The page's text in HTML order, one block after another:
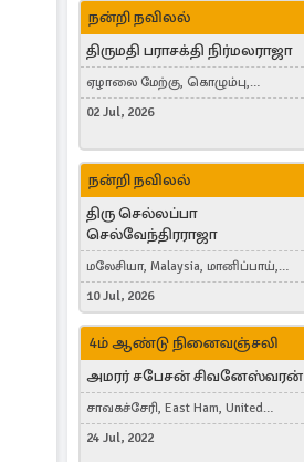
நன்றி நவிலல்
திருமதி பராசக்தி நிர்மலராஜா
ஏழாலை மேற்கு, கொழும்பு,
தங்காலை, London, United Kingdom
02 Jul, 2026
நன்றி நவிலல்
திரு செல்லப்பா
செல்வேந்திரராஜா
மலேசியா, Malaysia, மானிப்பாய்,
Duisburg, Germany, London, United
Kingdom
10 Jul, 2026
4ம் ஆண்டு நினைவஞ்சலி
அமரர் சபேசன் சிவனேஸ்வரன்
சாவகச்சேரி, East Ham, United
Kingdom
24 Jul, 2022